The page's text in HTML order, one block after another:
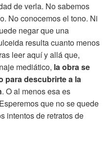
de verla. No sabemos
No conocemos el tono. Ni
negar que una
resulta cuanto menos
leer aquí y allá que,
mediático, la obra se
para descubrirte a la
. O al menos esa es
que no se quede
intentos de retratos de